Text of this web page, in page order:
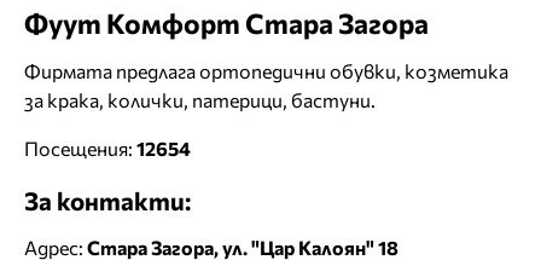
Фуут Комфорт Стара Загора
Фирмата предлага ортопедични обувки, козметика
за крака, колички, патерици, бастуни.
Посещения: 12654
За контакти:
Адрес: Стара Загора, ул. "Цар Калоян" 18